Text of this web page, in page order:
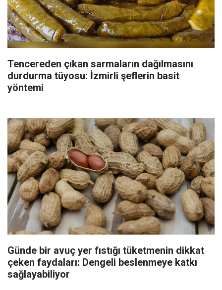
Tencereden çıkan sarmaların dağılmasını
durdurma tüyosu: İzmirli şeflerin basit
yöntemi
Günde bir avuç yer fıstığı tüketmenin dikkat
çeken faydaları: Dengeli beslenmeye katkı
sağlayabiliyor